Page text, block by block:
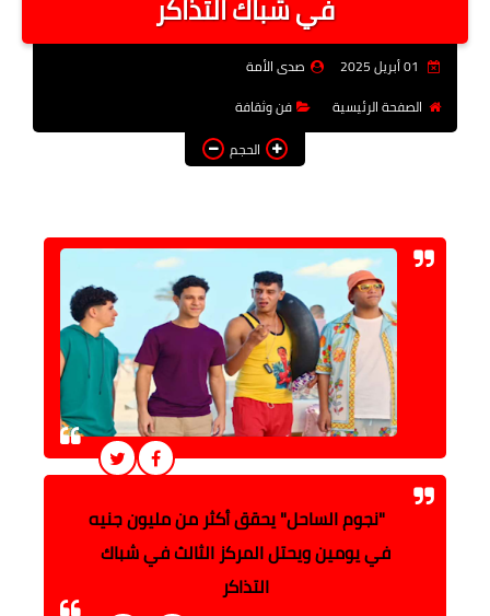
فن وثقافة
توك شو
المزيد
في شباك التذاكر
صدى الأمة
الصفحة الرئيسية
فن وثقافة
الحجم
"نجوم الساحل" يحقق أكثر من مليون جنيه
في يومين ويحتل المركز الثالث في شباك
التذاكر